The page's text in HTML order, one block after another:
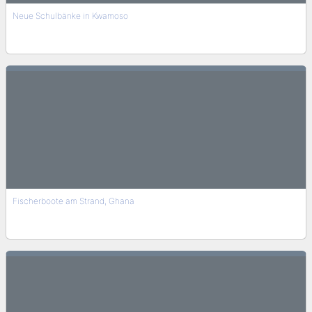
Neue Schulbänke in Kwamoso
Fischerboote am Strand, Ghana